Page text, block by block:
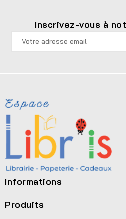
Inscrivez-vous à
Informations
Produits